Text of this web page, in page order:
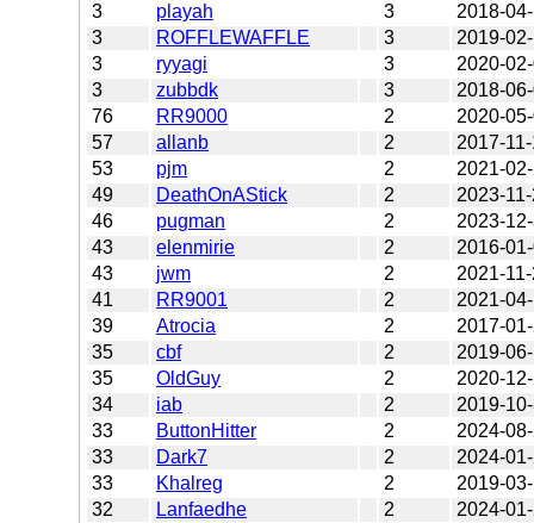
3
playah 3
2018-
3
ROFFLEWAFFLE 3
2019-
3
ryyagi 3
2020-
3
zubbdk 3
2018-
76
RR9000 2
2020-
57
allanb 2
2017-
53
pjm 2
2021-
49
DeathOnAStick 2
2023-
46
pugman 2
2023-
43
elenmirie 2
2016-
43
jwm 2
2021-
41
RR9001 2
2021-
39
Atrocia 2
2017-
35
cbf 2
2019-
35
OldGuy 2
2020-
34
iab 2
2019-
33
ButtonHitter 2
2024-
33
Dark7 2
2024-
33
Khalreg 2
2019-
32
Lanfaedhe 2 2024-